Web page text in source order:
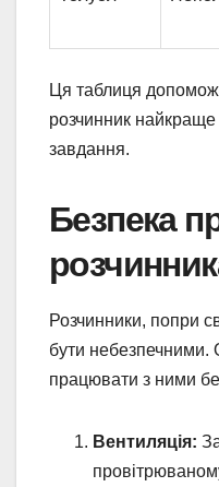
Ця таблиця
розчинник
завдання.
Безпека
Розчинники, попри
бути небезпечними.
працювати з ними
Вентиляція: